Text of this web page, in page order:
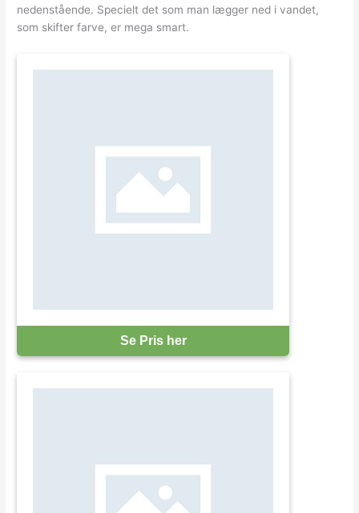
nedenstående. Specielt det som man lægger ned i vandet,
som skifter farve, er mega smart.
Se Pris her